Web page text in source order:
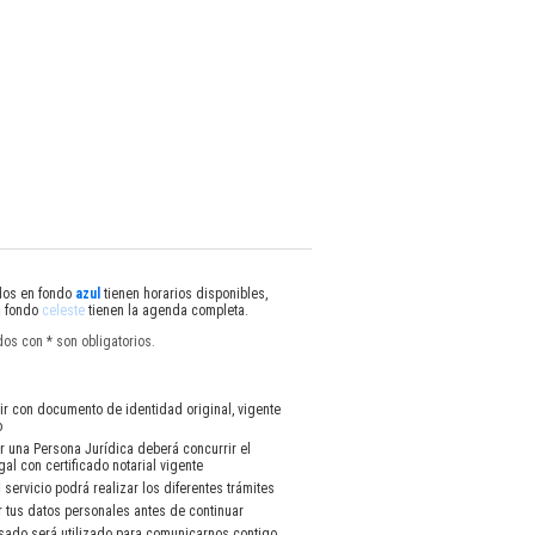
en fondo azul tienen horarios disponibles,
fondo celeste tienen la agenda completa.
con * son obligatorios.
con documento de identidad original, vigente
una Persona Jurídica deberá concurrir el
con certificado notarial vigente
servicio podrá realizar los diferentes trámites
tus datos personales antes de continuar